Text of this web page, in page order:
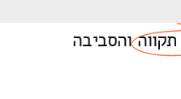
והסביבה